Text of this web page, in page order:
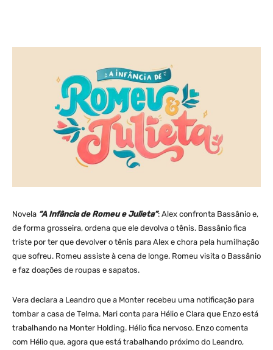
Novela “A Infância de Romeu e Julieta”: Alex confronta Bassânio e,
de forma grosseira, ordena que ele devolva o tênis. Bassânio fica
triste por ter que devolver o tênis para Alex e chora pela humilhação
que sofreu. Romeu assiste à cena de longe. Romeu visita o Bassânio
e faz doações de roupas e sapatos.
Vera declara a Leandro que a Monter recebeu uma notificação para
tombar a casa de Telma. Mari conta para Hélio e Clara que Enzo está
trabalhando na Monter Holding. Hélio fica nervoso. Enzo comenta
com Hélio que, agora que está trabalhando próximo do Leandro,